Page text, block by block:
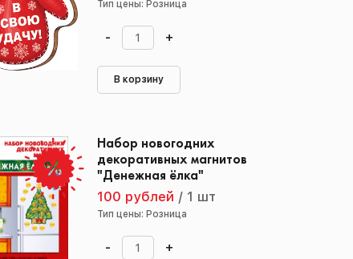
Тип цены: Розница
- +
В корзину
Набор новогодних
декоративных магнитов
"Денежная ёлка"
100 рублей / 1 шт
Тип цены: Розница
- +